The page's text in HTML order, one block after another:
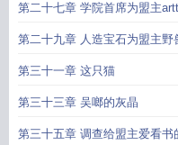
第二十七章 学院首席为盟主
更
第二十九章 人造宝石为盟主野
警1加更
第三十一章 这只猫
第三十三章 吴啷的灰晶
第三十五章 调查给盟主爱看书